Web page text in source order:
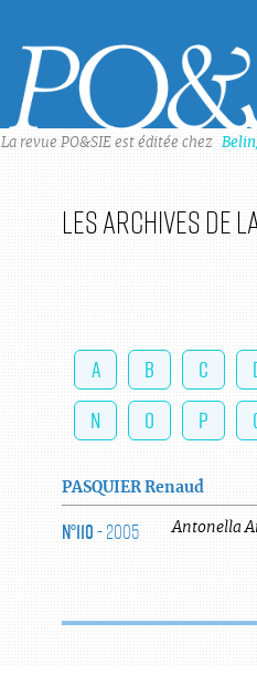
La revue PO&SIE est éditée chez
Les archives de
A B C
N
O P
PASQUIER Renaud
N°110- 2005 Antonella